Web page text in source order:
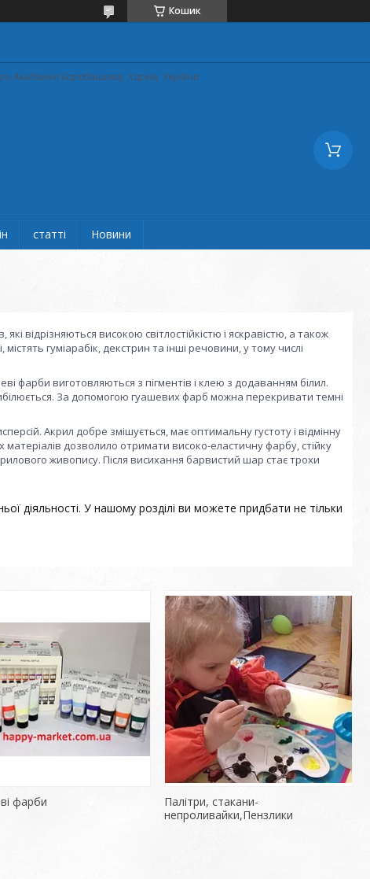
Кошик
Академіка Барабашова), Харків, Україна
статті Новини
відрізняються високою світлостійкістю і яскравістю, а також
гуміарабік, декстрин та інші речовини, у тому числі
фарби виготовляються з пігментів і клею з додаванням білил.
За допомогою гуашевих фарб можна перекривати темні
Акрил добре змішується, має оптимальну густоту і відмінну
матеріалів дозволило отримати високо-еластичну фарбу, стійку
живопису. Після висихання барвистий шар стає трохи
діяльності. У нашому розділі ви можете придбати не тільки
фарби
Палітри, стакани-
непроливайки,Пензлики